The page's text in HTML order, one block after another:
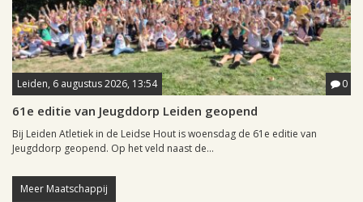
Leiden, 6 augustus 2026, 13:54 0
61e editie van Jeugddorp Leiden geopend
Bij Leiden Atletiek in de Leidse Hout is woensdag de 61e editie van
Jeugddorp geopend. Op het veld naast de...
Meer Maatschappij